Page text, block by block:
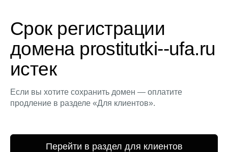
Срок регистрации
домена prostitutki--ufa.ru
истек
Если вы хотите сохранить домен — оплатите
продление в разделе «Для клиентов».
Перейти в раздел для клиентов